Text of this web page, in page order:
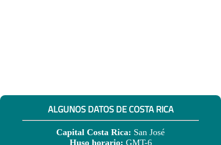
ALGUNOS DATOS DE COSTA RICA
Capital Costa Rica: San José
Huso horario: GMT-6